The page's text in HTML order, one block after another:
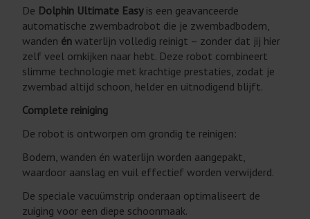
De Dolphin Ultimate Easyis een geavanceerde
automatische zwembadrobot die je zwembadbodem,
wanden én waterlijn volledig reinigt – zonder dat jij hier
zelf veel omkijken naar hebt. Deze robot combineert
slimme technologie met krachtige prestaties, zodat je
zwembad altijd schoon, helder en uitnodigend blijft.
Complete reiniging
De robot is ontworpen om grondig te reinigen:
Bodem, wanden én waterlijn worden aangepakt,
waardoor aanslag en vuil effectief worden verwijderd.
De speciale vacuümstrip onderaan optimaliseert de
zuiging voor een diepe schoonmaak.